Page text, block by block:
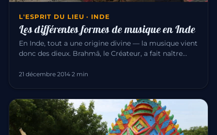
L'ESPRIT DU LIEU · INDE
Les différentes formes de musique en Inde
En Inde, tout a une origine divine — la musique vient
donc des dieux. Brahmā, le Créateur, a fait naître
21 décembre 2014·2 min